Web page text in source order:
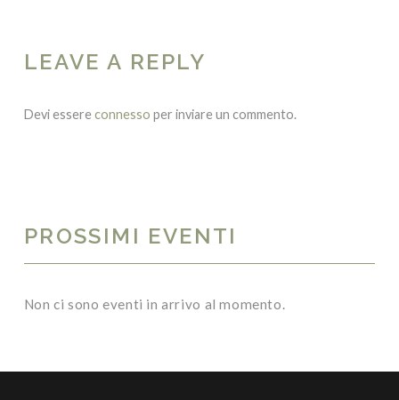
LEAVE A REPLY
Devi essereconnesso per inviare un commento.
PROSSIMI EVENTI
Non ci sono eventi in arrivo al momento.